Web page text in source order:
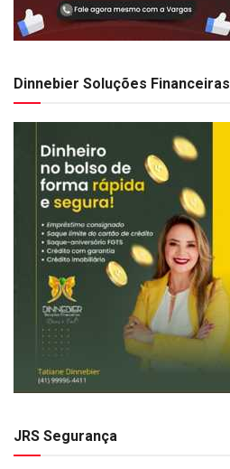
Dinnebier Soluções Financeiras
JRS Segurança